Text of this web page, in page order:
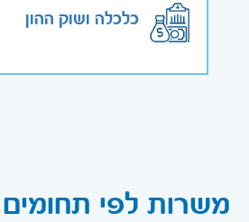
כלכלה ושוק ההון
משרות לפי תחומים